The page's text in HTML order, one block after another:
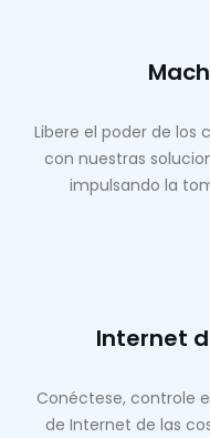
Libere el poder de los
con nuestras
impulsando la
Internet
Conéctese, controle
de Internet de las